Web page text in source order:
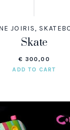
JOIRIS,
Skate
€ 300,00
ADD TO CART